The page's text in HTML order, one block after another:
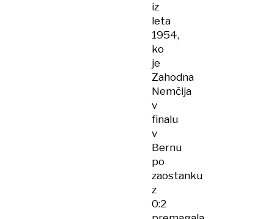
iz
leta
1954,
ko
je
Zahodna
Nemčija
v
finalu
v
Bernu
po
zaostanku
z
0:2